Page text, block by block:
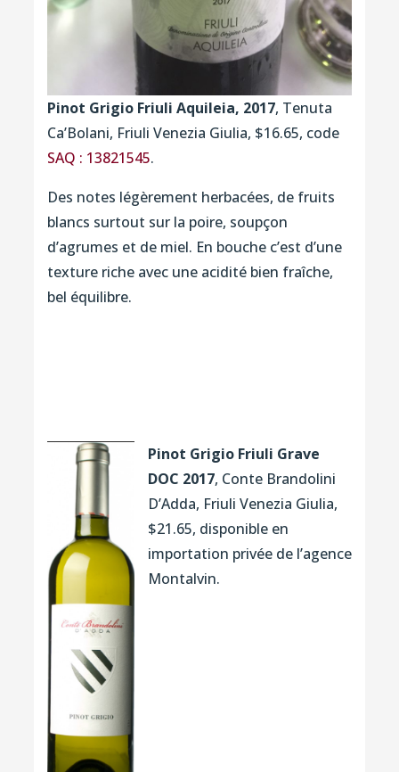
Pinot Grigio Friuli Aquileia, 2017, Tenuta
Ca’Bolani, Friuli Venezia Giulia, $16.65, code
SAQ : 13821545.
Des notes légèrement herbacées, de fruits
blancs surtout sur la poire, soupçon
d’agrumes et de miel. En bouche c’est d’une
texture riche avec une acidité bien fraîche,
bel équilibre.
Pinot Grigio Friuli Grave
DOC 2017, Conte Brandolini
D’Adda, Friuli Venezia Giulia,
$21.65, disponible en
importation privée de l’agence
Montalvin.